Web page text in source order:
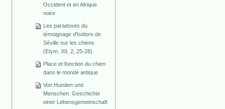
Occident et en Afrique
noire
Les paradoxes du
témoignage d'Isidore de
Séville sur les chiens
(Etym. XII, 2, 25-28)
Place et fonction du chien
dans le monde antique
Von Hunden und
Menschen. Geschichte
einer Lebensgemeinschaft